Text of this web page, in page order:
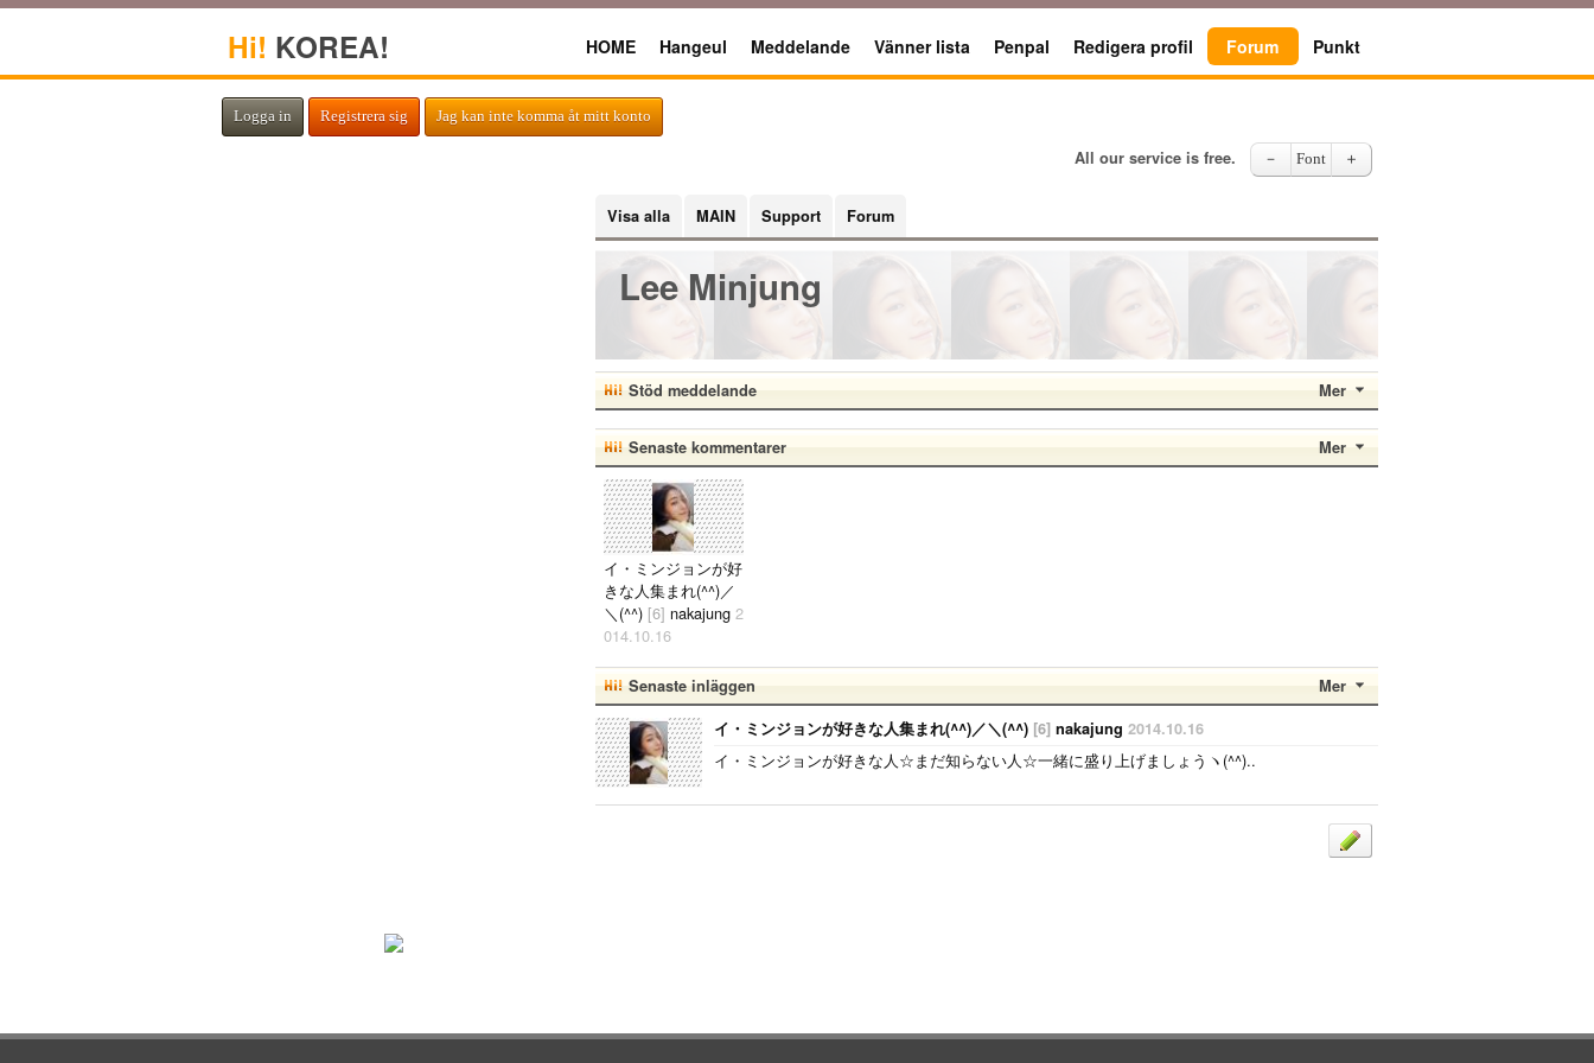
Hi! KOREA! HOME Hangeul Meddelande Vänner lista Penpal Redigera profil Forum Punkt
Logga in Registrera sig Jag kan inte komma åt mitt konto
All our service is free. － Font ＋
Visa alla MAIN Support Forum
Lee Minjung
Mer
Stöd meddelande
Mer
Senaste kommentarer
イ・ミンジョンが好
きな人集まれ(^^)／
＼(^^) [6] nakajung 2
014.10.16
きな人☆まだ知らな
い人☆一緒に盛り上
げましょうヽ(^^)..
Mer
Senaste inläggen
イ・ミンジョンが好きな人集まれ(^^)／＼(^^) [6] nakajung 2014.10.16
イ・ミンジョンが好きな人☆まだ知らない人☆一緒に盛り上げましょうヽ(^^)..